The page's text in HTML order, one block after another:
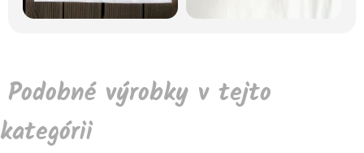
Podobné výrobky v tejto
kategórii